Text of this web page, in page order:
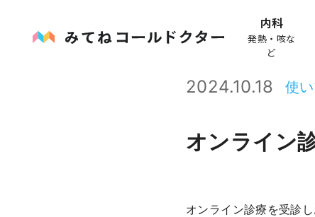
内科
発熱・咳な
ど
2024.10.18 使
オンライン
オンライン診療を受診